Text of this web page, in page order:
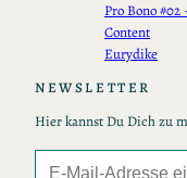
Pro Bono
Content
Eurydike
NEWSLETTER
Hier kannst Du Dich zu